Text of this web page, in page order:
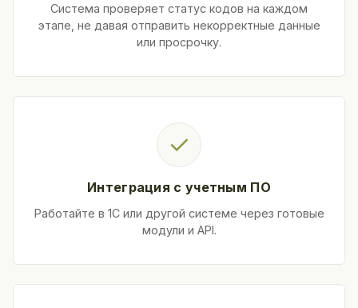
Система проверяет статус кодов на каждом
этапе, не давая отправить некорректные данные
или просрочку.
✓
Интеграция с учетным ПО
Работайте в 1С или другой системе через готовые
модули и API.